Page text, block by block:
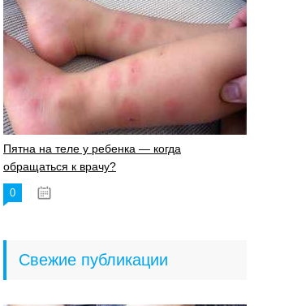
Пятна на теле у ребенка — когда
обращаться к врачу?
0
Свежие публикации